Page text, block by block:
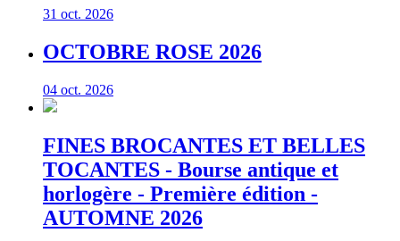
31 oct. 2026
OCTOBRE ROSE 2026
04 oct. 2026
FINES BROCANTES ET BELLES
TOCANTES - Bourse antique et
horlogère - Première édition -
AUTOMNE 2026